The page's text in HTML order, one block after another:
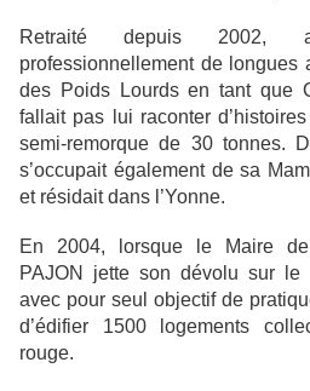
Retraité depuis 2002,
professionnellement de longues
des Poids Lourds en tant que
fallait pas lui raconter
semi-remorque de 30 tonnes.
s’occupait également de sa
et résidait dans l’Yonne.
En 2004, lorsque le Maire de
PAJON jette son dévolu sur le
avec pour seul objectif de
d’édifier 1500 logements
rouge.